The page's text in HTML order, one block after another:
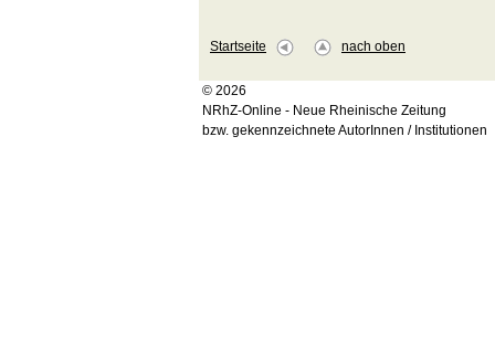
Startseite nach oben
© 2026
NRhZ-Online - Neue Rheinische Zeitung
bzw. gekennzeichnete AutorInnen / Institutionen